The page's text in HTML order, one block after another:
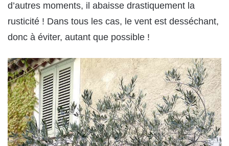
d’autres moments, il abaisse drastiquement la
rusticité ! Dans tous les cas, le vent est desséchant,
donc à éviter, autant que possible !